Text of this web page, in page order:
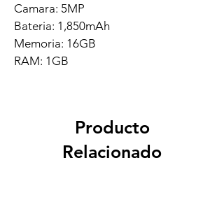
Camara: 5MP
Bateria: 1,850mAh
Memoria: 16GB
RAM: 1GB
Producto
Relacionado